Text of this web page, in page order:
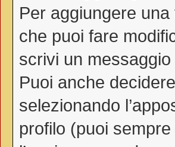
Per aggiungere
che puoi fare
scrivi un
Puoi anche
selezionando
profilo (puoi